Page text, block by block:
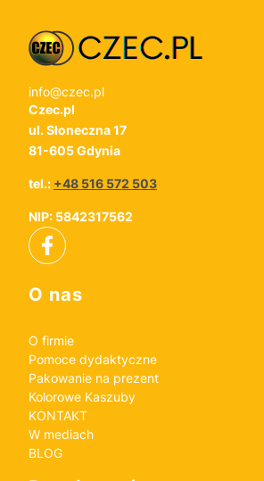
info@czec.pl
Czec.pl
ul. Słoneczna 17
81-605 Gdynia
tel.: +48 516 572 503
NIP: 5842317562
Linki w stopce
O nas
O firmie
Pomoce dydaktyczne
Pakowanie na prezent
Kolorowe Kaszuby
KONTAKT
W mediach
BLOG